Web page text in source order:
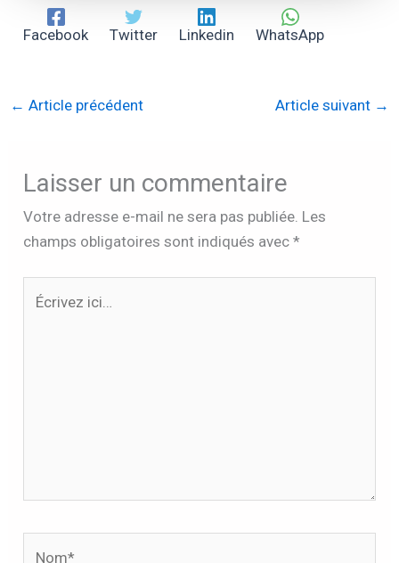
Facebook Twitter Linkedin WhatsApp
← Article précédent Article suivant →
Laisser un commentaire
Votre adresse e-mail ne sera pas publiée. Les
champs obligatoires sont indiqués avec*
ici…